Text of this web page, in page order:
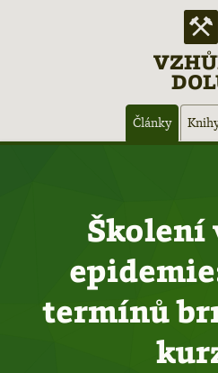
Články
Školení
termínů